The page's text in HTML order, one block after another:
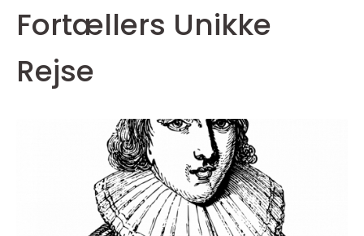
Fortællers Unikke
Rejse